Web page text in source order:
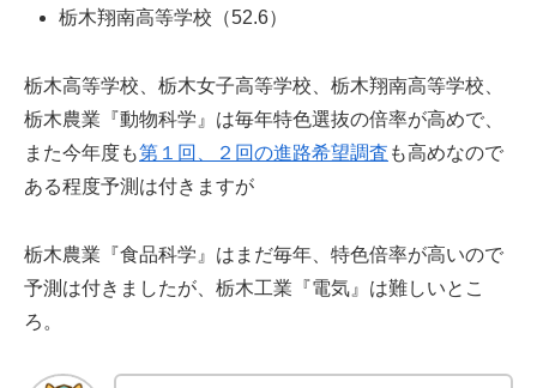
栃木翔南高等学校（52.6）
栃木高等学校、栃木女子高等学校、栃木翔南高等学校、
栃木農業『動物科学』は毎年特色選抜の倍率が高めで、
また今年度も第１回、２回の進路希望調査 も高めなので
ある程度予測は付きますが
栃木農業『食品科学』はまだ毎年、特色倍率が高いので
予測は付きましたが、栃木工業『電気』は難しいとこ
ろ。